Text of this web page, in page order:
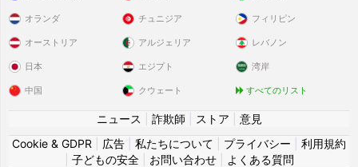
オランダ
オーストリア
日本
中国
チュニジア
アルジェリア
エジプト
クウェート
フィリピン
レバノン
湾岸
すべてのリスト
ニュース 詐欺師 ストア
意見
Cookie & GDPR
広告 私たちについて プライバシー
利用規約
子どもの安全| お問い合わせ| よくある質問